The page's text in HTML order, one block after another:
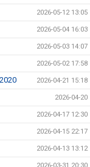
2026-05-12 13:05
2026-05-04 16:03
2026-05-03 14:07
2026-05-02 17:58
2026-04-21 15:18
2026-04-20
2026-04-17 12:30
2026-04-15 22:17
2026-04-13 13:12
2026-03-31 20:30